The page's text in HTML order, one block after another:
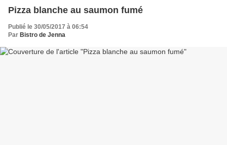
Pizza blanche au saumon fumé
Publié le 30/05/2017 à 06:54
Par Bistro de Jenna